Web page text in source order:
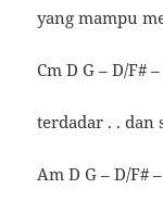
yang mampu
Cm D G – D/F#
terdadar . . dan
Am D G – D/F#